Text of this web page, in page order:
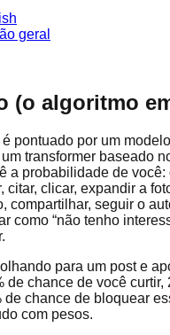
geral
(o algoritmo
pontuado por um
transformer baseado
a probabilidade de você:
citar, clicar, expandir a
compartilhar, seguir o
como “não tenho
para um post e
de chance de você
de chance de bloquear
com pesos.